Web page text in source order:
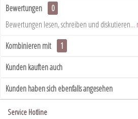
Bewertungen
0
Bewertungen lesen, schreiben und diskutieren...
Kombinieren mit
1
Kunden kauften auch
Kunden haben sich ebenfalls angesehen
Service Hotline